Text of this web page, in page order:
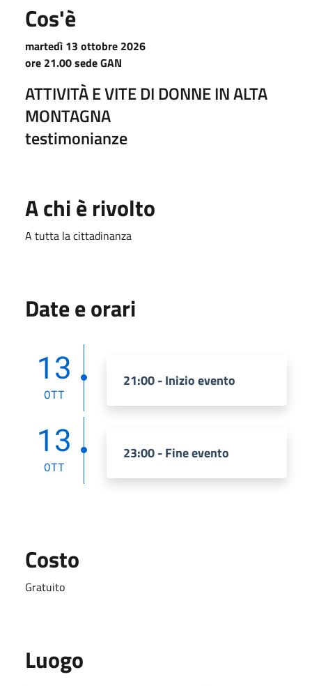
Cos'è
martedì 13 ottobre 2026
ore 21.00 sede GAN
ATTIVITÀ E VITE DI DONNE IN ALTA
MONTAGNA
testimonianze
A chi è rivolto
A tutta la cittadinanza
Date e orari
13
OTT
21:00 - Inizio evento
13
OTT
23:00 - Fine evento
Costo
Gratuito
Luogo